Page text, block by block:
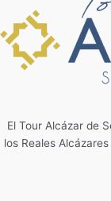
El Tour Alcázar de
los Reales